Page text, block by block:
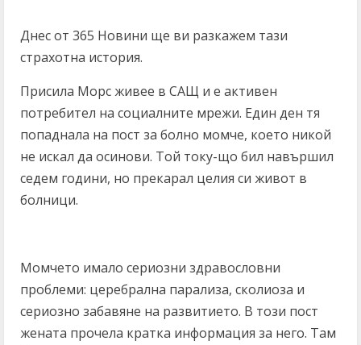
Днес от 365 Новини ще ви разкажем тази
страхотна история.
Присила Морс живее в САЩ и е активен
потребител на социалните мрежи. Един ден тя
попаднала на пост за болно момче, което никой
не искал да осинови. Той току-що бил навършил
седем години, но прекарал целия си живот в
болници.
Момчето имало сериозни здравословни
проблеми: церебрална парализа, сколиоза и
сериозно забавяне на развитието. В този пост
жената прочела кратка информация за него. Там